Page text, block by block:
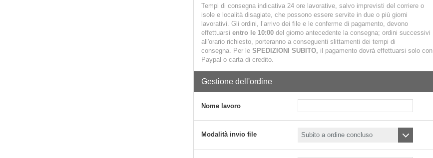
Tempi di consegna indicativa 24 ore lavorative, salvo imprevisti del corriere o
isole e località disagiate, che possono essere servite in due o più giorni
lavorativi. Gli ordini, l’arrivo dei file e le conferme di pagamento, devono
effettuarsi entro le 10:00 del giorno antecedente la consegna; ordini successivi
all'orario richiesto, porteranno a conseguenti slittamenti dei tempi di
consegna. Per le SPEDIZIONI SUBITO, il pagamento dovrà effettuarsi solo con
Paypal o carta di credito.
Gestione dell'ordine
Nome lavoro
Modalità invio file